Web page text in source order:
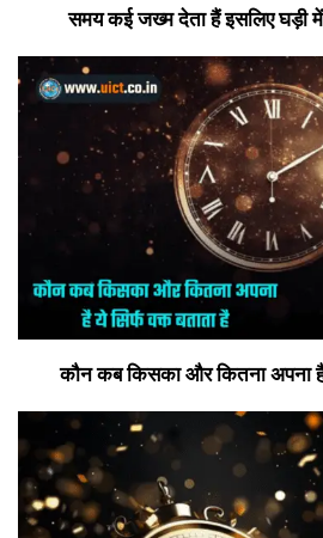
समय कई जख्म देता हैं इसलिए घड़ी
कौन कब किसका और कितना अपना है